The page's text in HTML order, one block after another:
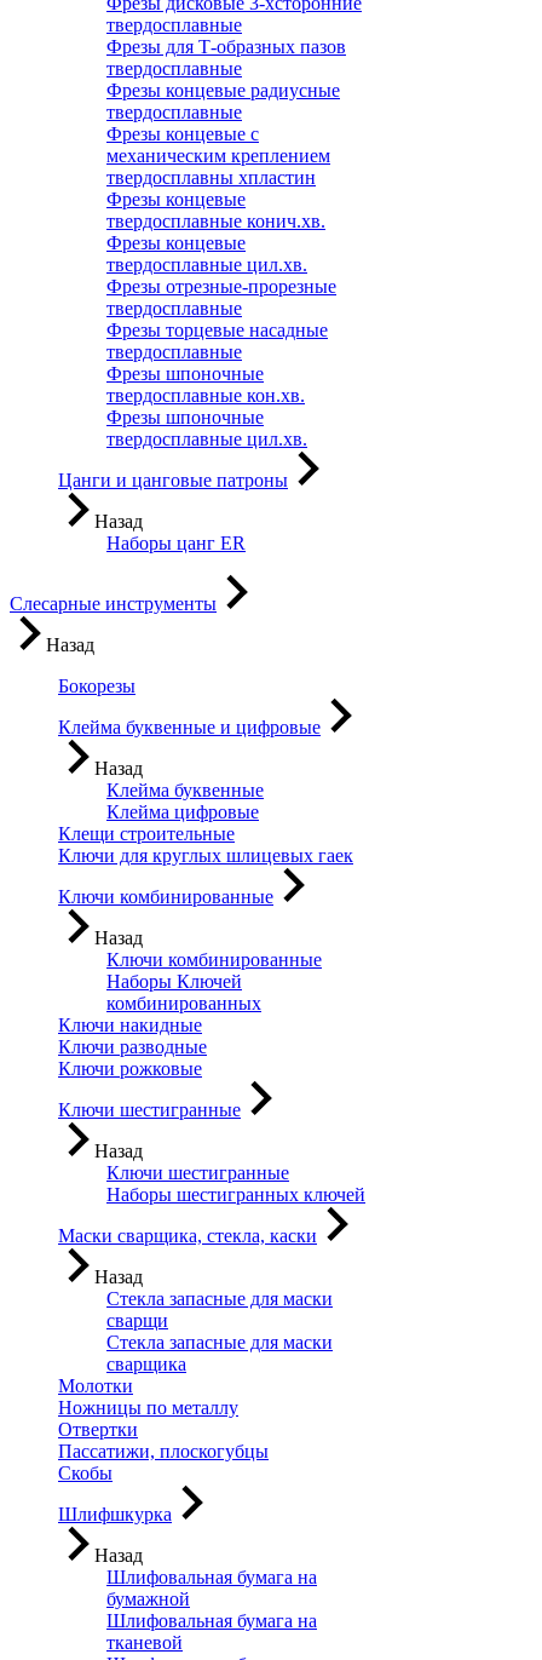
твердосплавные
Фрезы для Т-образных пазов
твердосплавные
Фрезы концевые радиусные
твердосплавные
Фрезы концевые с
механическим креплением
твердосплавны хпластин
Фрезы концевые
твердосплавные конич.хв.
Фрезы концевые
твердосплавные цил.хв.
Фрезы отрезные-прорезные
твердосплавные
Фрезы торцевые насадные
твердосплавные
Фрезы шпоночные
твердосплавные кон.хв.
Фрезы шпоночные
твердосплавные цил.хв.
Цанги и цанговые патроны
Назад
Наборы цанг ER
Слесарные инструменты
Назад
Бокорезы
Клейма буквенные и цифровые
Назад
Клейма буквенные
Клейма цифровые
Клещи строительные
Ключи для круглых шлицевых гаек
Ключи комбинированные
Назад
Ключи комбинированные
Наборы Ключей
комбинированных
Ключи накидные
Ключи разводные
Ключи рожковые
Ключи шестигранные
Назад
Ключи шестигранные
Наборы шестигранных ключей
Маски сварщика, стекла, каски
Назад
Стекла запасные для маски
сварщи
Стекла запасные для маски
сварщика
Молотки
Ножницы по металлу
Отвертки
Пассатижи, плоскогубцы
Скобы
Шлифшкурка
Назад
Шлифовальная бумага на
бумажной
Шлифовальная бумага на
тканевой